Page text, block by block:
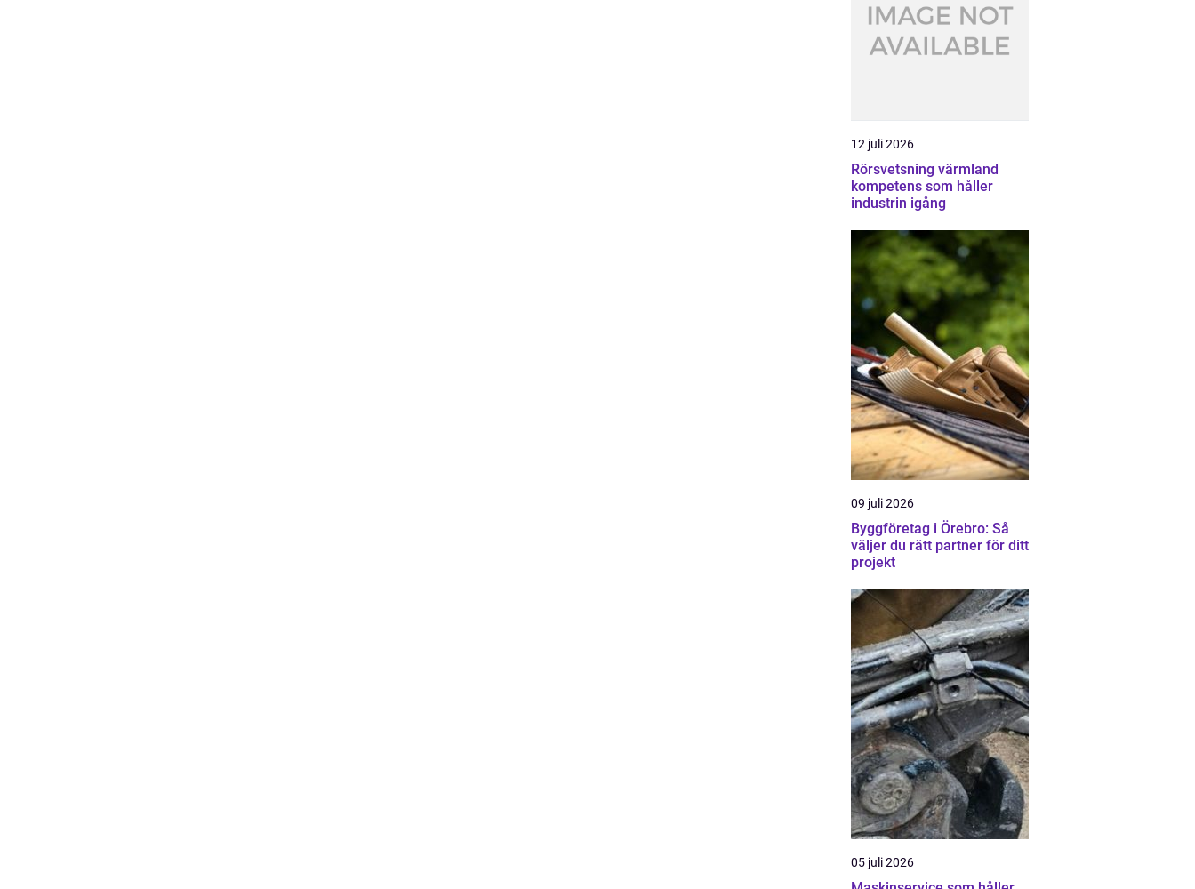
12 juli 2026
Rörsvetsning värmland
kompetens som håller
industrin igång
09 juli 2026
Byggföretag i Örebro: Så
väljer du rätt partner för ditt
projekt
05 juli 2026